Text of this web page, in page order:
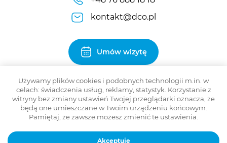
kontakt@dco.pl
Umów wizytę
Copyright © 2021 DCO. All rights reserved.
Używamy plików cookies i podobnych technologii m.in. w
celach: świadczenia usług, reklamy, statystyk. Korzystanie z
witryny bez zmiany ustawień Twojej przeglądarki oznacza, że
będą one umieszczane w Twoim urządzeniu końcowym.
Pamiętaj, że zawsze możesz zmienić te ustawienia.
Akceptuję